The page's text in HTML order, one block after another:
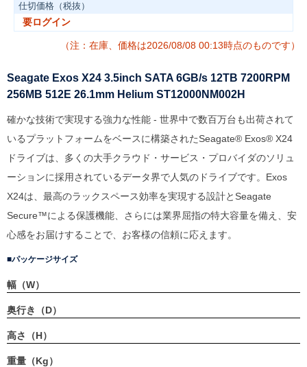
仕切価格（税抜）
要ログイン
（注：在庫、価格は2026/08/08 00:13時点のものです）
Seagate Exos X24 3.5inch SATA 6GB/s 12TB 7200RPM
256MB 512E 26.1mm Helium ST12000NM002H
確かな技術で実現する強力な性能 - 世界中で数百万台も出荷されて
いるプラットフォームをベースに構築されたSeagate® Exos® X24
ドライブは、多くの大手クラウド・サービス・プロバイダのソリュ
ーションに採用されているデータ界で人気のドライブです。Exos
X24は、最高のラックスペース効率を実現する設計とSeagate
Secure™による保護機能、さらには業界屈指の特大容量を備え、安
心感をお届けすることで、お客様の信頼に応えます。
パッケージサイズ
幅（W）
奥行き（D）
高さ（H）
重量（Kg）